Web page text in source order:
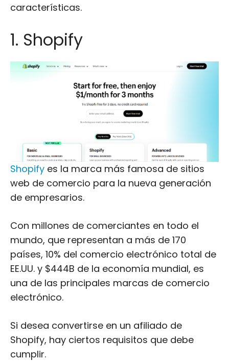
características.
1. Shopify
Shopify es la marca más famosa de sitios
web de comercio para la nueva generación
de empresarios.
Con millones de comerciantes en todo el
mundo, que representan a más de 170
países, 10% del comercio electrónico total de
EE.UU. y $444B de la economía mundial, es
una de las principales marcas de comercio
electrónico.
Si desea convertirse en un afiliado de
Shopify, hay ciertos requisitos que debe
cumplir.